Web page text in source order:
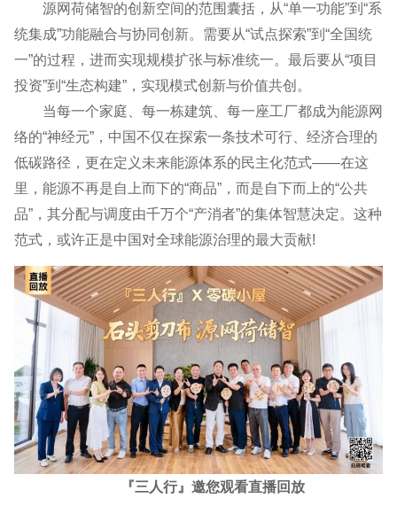
源网荷储智的创新空间的范围囊括，从“单一功能”到“系
统集成”功能融合与协同创新。需要从“试点探索”到“全国统
一”的过程，进而实现规模扩张与标准统一。最后要从“项目
投资”到“生态构建”，实现模式创新与价值共创。
当每一个家庭、每一栋建筑、每一座工厂都成为能源网
络的“神经元”，中国不仅在探索一条技术可行、经济合理的
低碳路径，更在定义未来能源体系的民主化范式——在这
里，能源不再是自上而下的“商品”，而是自下而上的“公共
品”，其分配与调度由千万个“产消者”的集体智慧决定。这种
范式，或许正是中国对全球能源治理的最大贡献!
『三人行』邀您观看直播回放